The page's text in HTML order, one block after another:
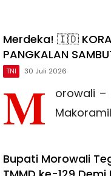
Merdeka! 🇮🇩
PANGKALAN
TNI 30 Juli 2026
M
orowali –
Bupati Morowali